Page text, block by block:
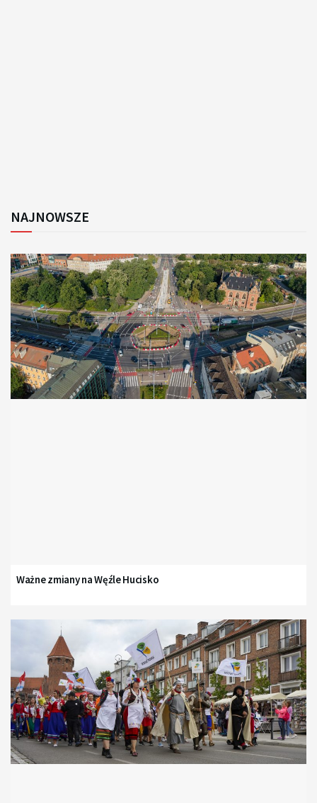
NAJNOWSZE
Ważne zmiany na Węźle Hucisko